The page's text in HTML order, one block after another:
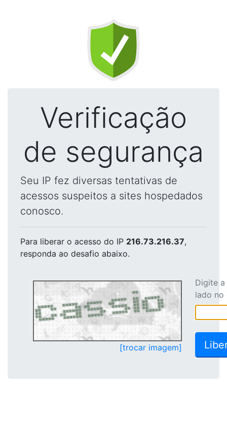
Verificação
de segurança
Seu IP fez diversas tentativas de
acessos suspeitos a sites hospedados
conosco.
Para liberar o acesso do IP 216.73.216.37,
responda ao desafio abaixo.
[trocar imagem]
Digite
lado no